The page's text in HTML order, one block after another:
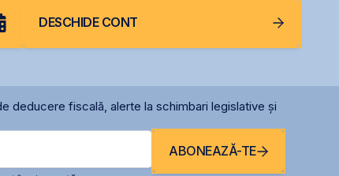
DESCHIDE CONT
deducere fiscală, alerte la schimbari legislative și
ABONEAZĂ-TE